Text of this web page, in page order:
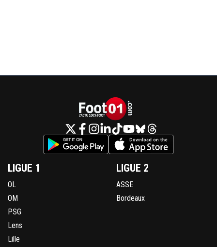
LIGUE 1
OL
OM
PSG
Lens
Lille
LIGUE 2
ASSE
Bordeaux